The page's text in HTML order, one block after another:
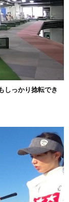
しっかり捻転でき